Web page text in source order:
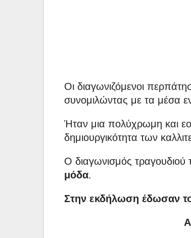
Οι διαγωνιζόμενοι
συνομιλώντας με τα μέσα
Ήταν μια πολύχρωμη και
δημιουργικότητα των
Ο διαγωνισμός
μόδα.
Στην εκδήλωση έδωσαν